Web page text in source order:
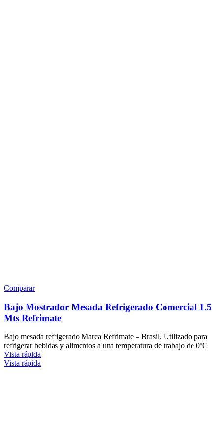
Comparar
Bajo Mostrador Mesada Refrigerado Comercial 1.5
Mts Refrimate
Bajo mesada refrigerado Marca Refrimate – Brasil. Utilizado para
refrigerar bebidas y alimentos a una temperatura de trabajo de 0ºC
Vista rápida
Vista rápida